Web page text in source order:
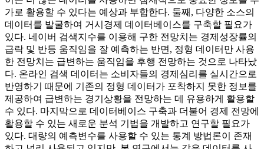
가로 활용할 수 있다는 예상과 부합한다. 둘째, 다양한 소스의
데이터를 발굴하여 거시경제 데이터베이스를 구축할 필요가
있다. 네이버 검색지수를 이용해 구한 전망치는 경제성장률의
급락 및 반등 움직임을 잘 예측하는 반면, 정형 데이터만 사용
한 전망치는 급변하는 움직임을 후행 전망하는 것으로 나타났
다. 온라인 검색 데이터는 소비자들의 경제심리를 실시간으로
반영하기 때문에 기존의 정형 데이터가 포착하지 못한 정보를
제공하여 급변하는 경기상황을 전망하는 데 유용하게 활용할
수 있다. 마지막으로 데이터베이스 구축과 더불어 경제 전망에
활용할 수 있는 새로운 분석 기법을 개발하고 연구할 필요가
있다. 대량의 예측변수를 사용할 수 있는 통계 방법론이 존재